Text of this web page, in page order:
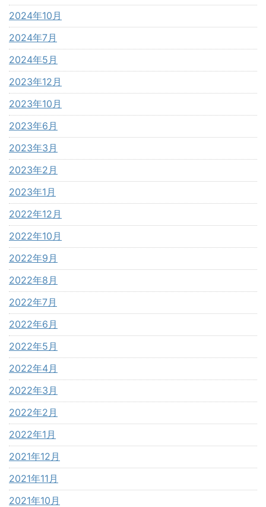
2024年10月
2024年7月
2024年5月
2023年12月
2023年10月
2023年6月
2023年3月
2023年2月
2023年1月
2022年12月
2022年10月
2022年9月
2022年8月
2022年7月
2022年6月
2022年5月
2022年4月
2022年3月
2022年2月
2022年1月
2021年12月
2021年11月
2021年10月